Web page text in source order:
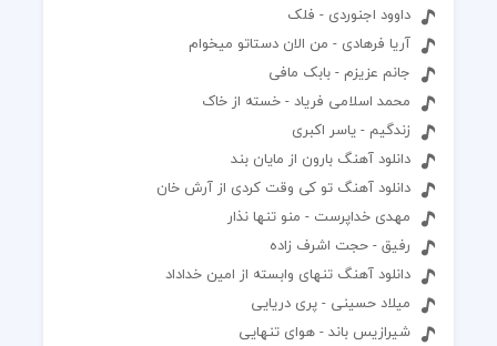
داوود اجنوردی - فلک
آریا فرهادی - من الان دستاتو میخوام
جانم عزیزم - بابک مافی
محمد اسلامی فریاد - خسته از خاک
زندگیم - یاسر اکبری
دانلود آهنگ بارون از مایان بند
دانلود آهنگ تو کی وقت کردی از آرش خان
مهدی خداپرست - منو تنها نذار
رفیق - حجت اشرف زاده
دانلود آهنگ تنهای وابسته از امین خداداد
میلاد حسینی - پری دریایی
شیرازیس باند - هوای تنهایی